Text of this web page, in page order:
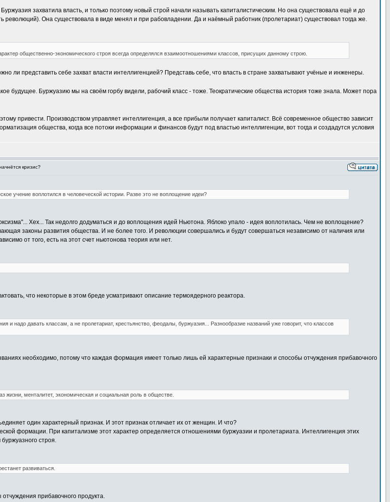
захватила власть, и только поэтому новый строй начали называть капиталистическим. Но она существовала ещё и до
революций). Она существовала в виде менял и при рабовладении. Да и наёмный работник (пролетариат) существовал тогда же.
общественно-экономического строя всегда определялся взаимоотношениями классов, присущих данному строю.
ли представить себе захват власти интеллигенцией? Представь себе, что власть в стране захватывают учёные и инженеры.
будущее. Буржуазию мы на своём горбу видели, рабочий класс - тоже. Теократические общества история тоже знала. Может пора
привести. Производством управляет интеллигенция, а все прибыли получает капиталист. Всё современное общество зависит
общества, когда все потоки информации и финансов будут под властью интеллигенции, вот тогда и создадутся условия
кризис?
учение воплотился в человеческой истории. Разве это не воплощение идеи?
Хех... Так недолго додуматься и до воплощения идей Ньютона. Яблоко упало - идея воплотилась. Чем не воплощение?
законы развития общества. И не более того. И революции совершались и будут совершаться независимо от наличия или
от того, есть на этот счет ньютонова теория или нет.
что некоторые в этом бреде усматривают описание термоядерного реактора.
и надо давать классам, а не пролетариат, крестьянство, феодалы, буржуазия... Разнообразие названий уже говорит, что классов
необходимо, потому что каждая формация имеет только лишь ей характерные признаки и способы отчуждения прибавочного
жизни, менталитет, экономическая и социальная роль в обществе.
один характерный признак. И этот признак отличает их от женщин. И что?
формации. При капитализме этот характер определяется отношениями буржуазии и пролетариата. Интеллигенция этих
строя.
развиваться.
прибавочного продукта.